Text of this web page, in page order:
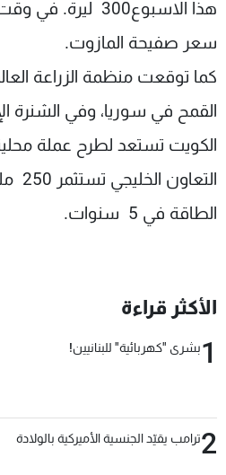
هذا الاسبوع300
سعر صفيحة المازوت.
كما توقعت منظمة الزراعة
القمح في سوريا، وفي الشنرة
الكويت تستعد لطرح عملة
الطاقة في 5 سنوات.
الأكثر قراءة
1بشرى "كهربائية" للبنانيين!
2ترامب يقيّد الجنسية الأميركية بالولادة
الإنـتـاج
لاعلاناتكم
وظائف
سياسة